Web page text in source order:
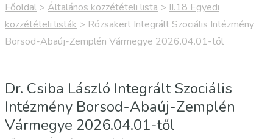
Főoldal > Általános közzétételi lista > II.18 Egyedi
közzétételi listák > Rózsakert Integrált Szociális Intézmény
Borsod-Abaúj-Zemplén Vármegye 2026.04.01-től
Dr. Csiba László Integrált Szociális
Intézmény Borsod-Abaúj-Zemplén
Vármegye 2026.04.01-től